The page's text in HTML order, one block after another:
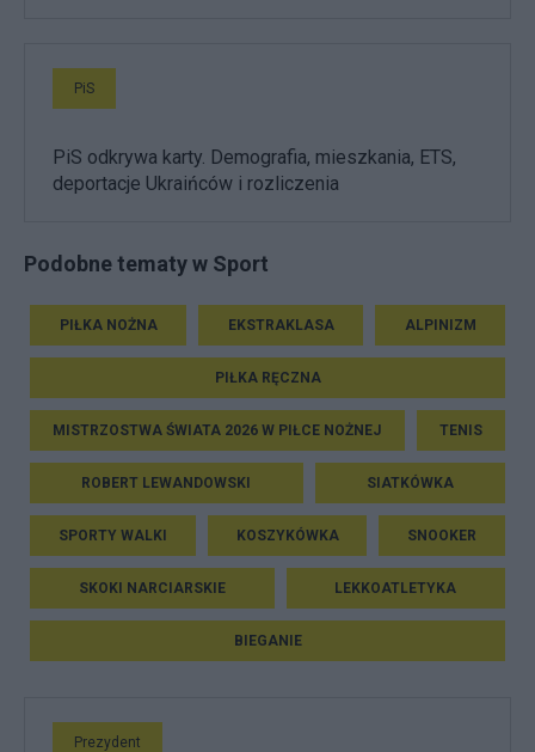
PiS
PiS odkrywa karty. Demografia, mieszkania, ETS,
deportacje Ukraińców i rozliczenia
Podobne tematy w Sport
PIŁKA NOŻNA EKSTRAKLASA ALPINIZM
PIŁKA RĘCZNA
MISTRZOSTWA ŚWIATA 2026 W PIŁCE NOŻNEJ TENIS
ROBERT LEWANDOWSKI SIATKÓWKA
SPORTY WALKI KOSZYKÓWKA SNOOKER
SKOKI NARCIARSKIE LEKKOATLETYKA
BIEGANIE
Prezydent